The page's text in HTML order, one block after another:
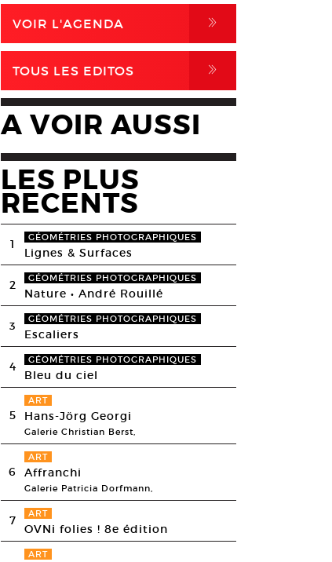
VOIR L'AGENDA ,
TOUS LES EDITOS ,
A VOIR AUSSI
LES PLUS
RECENTS
1 GÉOMÉTRIES PHOTOGRAPHIQUES
Lignes & Surfaces
2 GÉOMÉTRIES PHOTOGRAPHIQUES
Nature • André Rouillé
3 GÉOMÉTRIES PHOTOGRAPHIQUES
Escaliers
4 GÉOMÉTRIES PHOTOGRAPHIQUES
Bleu du ciel
5
ART
Hans-Jörg Georgi
Galerie Christian Berst,
6
ART
Affranchi
Galerie Patricia Dorfmann,
7 ART
OVNi folies ! 8e édition
ART